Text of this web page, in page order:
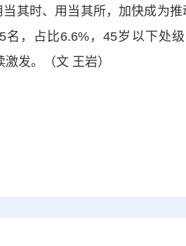
其时、用当其所，加快成为
名，占比6.6%，45岁以下处
发。（文 王岩）